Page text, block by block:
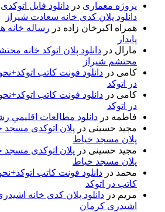
پروژه معماری در دانلود فایل
دانلود پلان کدی خانه سعادت شیراز
همراه اکبرخان زاده در رساله خانه
پایدار
مارال در دانلود پلان اتوکد خانه
محتشم شیراز
کامی در دانلود فونت کاتب
در اتوکد
کامی در دانلود فونت کاتب
در اتوکد
فاطمه در دانلود مطالعات اقليمي
مجید حسینی در پلان اتوکدی مسجد
پلان مسجد خیاط
مجید حسینی در پلان اتوکدی مسجد
پلان مسجد خیاط
محمد در دانلود فونت کاتب
کاتب در اتوکد
مریم در دانلود پلان کدی خانه
اشیدری کرمان